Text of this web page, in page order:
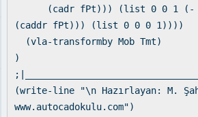
(cadr fPt))) (list 0 0 1 (-
(caddr fPt))) (list 0 0 0 1))))
(vla-transformby Mob Tmt)
)
(write-line "\n Hazırlayan: M.
www.autocadokulu.com")